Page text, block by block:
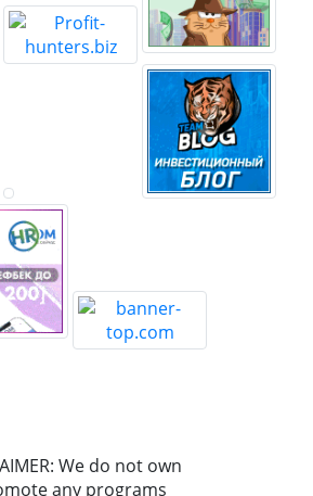
We do not own
any programs